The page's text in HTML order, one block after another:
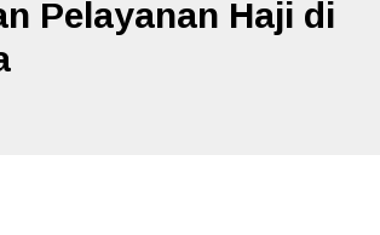
Pelayanan Haji di